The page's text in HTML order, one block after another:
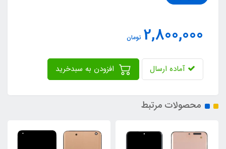
2,800,000 تومان
آماده ارسال
محصولات مرتبط